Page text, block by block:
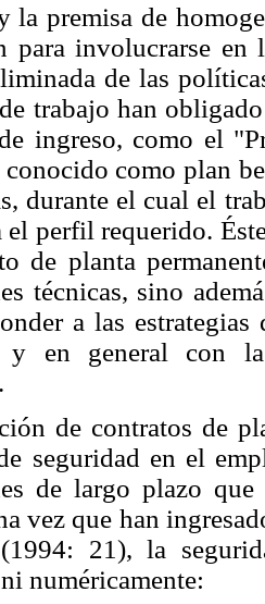
la premisa de
para involucrarse en
de las
trabajo han
ingreso, como el
como plan
durante el cual el
el perfil requerido.
de planta
técnicas, sino
a las
y en general con
de contratos de
seguridad en el
de largo plazo que
vez que han
21), la
numéricamente: